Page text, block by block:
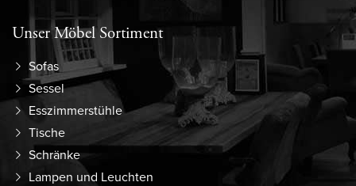
Unser Möbel Sortiment
Sofas
Sessel
Esszimmerstühle
Tische
Schränke
Lampen und Leuchten